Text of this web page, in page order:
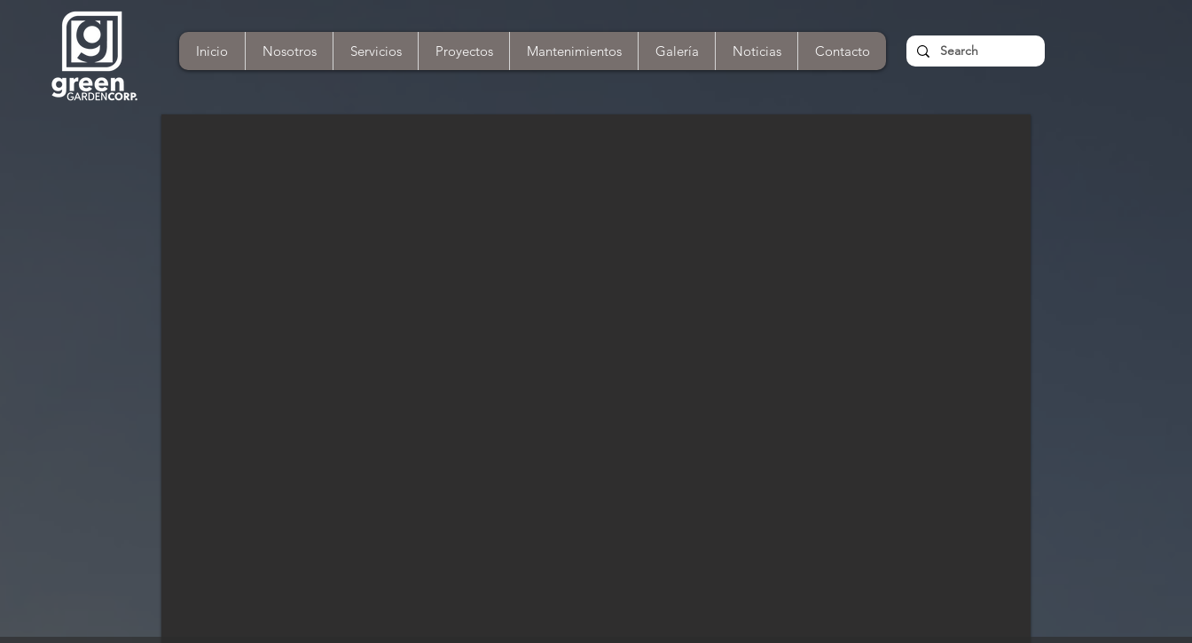
Inicio Nosotros Servicios Proyectos Mantenimientos Galería Noticias Contacto